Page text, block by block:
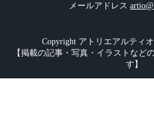
メールアドレス
Copyright アトリエアルティオ
【掲載の記事・写真・イラストなど
す】